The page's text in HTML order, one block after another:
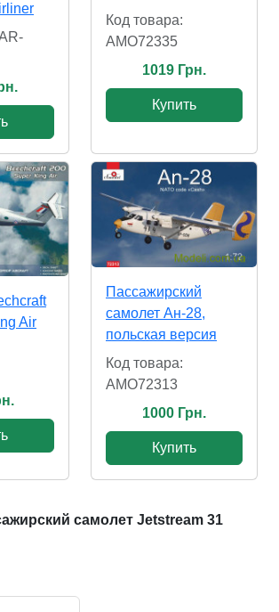
Код товара:
AMO72335
1019 Грн.
Купить
Air
Пассажирский
самолет Ан-28,
польская версия
Код товара:
AMO72313
1000 Грн.
Купить
самолет Jetstream 31